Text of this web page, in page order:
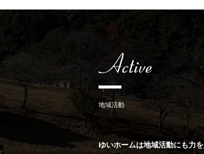
地域活動
ゆいホームは地域活動にも力